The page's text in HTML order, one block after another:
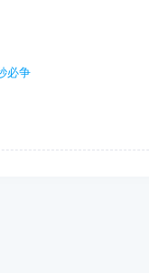
必争